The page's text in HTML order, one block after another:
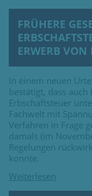
FRÜHERE
ERWERB VON
In einem neuen
bestätigt, dass
Erbschaftsteuer
Fachwelt mit
Verfahren in Frage
damals (im
Regelungen
konnte.